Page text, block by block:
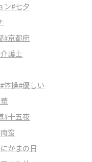
ン#七夕
#京都府
護士
#体操#優しい
#十五夜
蛮
かまの日